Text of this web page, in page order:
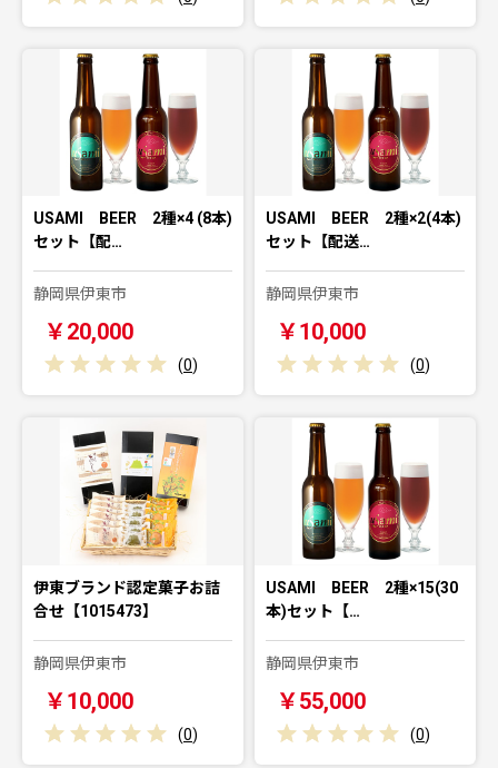
USAMI BEER 2種×4 (8本)
セット【配…
静岡県伊東市
￥20,000
(0)
USAMI BEER 2種×2(4本)
セット【配送…
静岡県伊東市
￥10,000
(0)
伊東ブランド認定菓子お詰
合せ【1015473】
静岡県伊東市
￥10,000
(0)
USAMI BEER 2種×15(30
本)セット【…
静岡県伊東市
￥55,000
(0)